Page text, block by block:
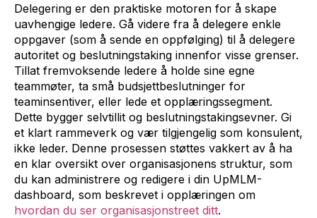
Delegering er den praktiske motoren for å skape
uavhengige ledere. Gå videre fra å delegere enkle
oppgaver (som å sende en oppfølging) til å delegere
autoritet og beslutningstaking innenfor visse grenser.
Tillat fremvoksende ledere å holde sine egne
teammøter, ta små budsjettbeslutninger for
teaminsentiver, eller lede et opplæringssegment.
Dette bygger selvtillit og beslutningstakingsevner. Gi
et klart rammeverk og vær tilgjengelig som konsulent,
ikke leder. Denne prosessen støttes vakkert av å ha
en klar oversikt over organisasjonens struktur, som
du kan administrere og redigere i din UpMLM-
dashboard, som beskrevet i opplæringen om
hvordan du ser organisasjonstreet ditt.